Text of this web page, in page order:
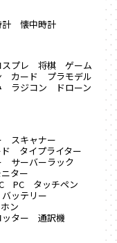
計 懐中時計
スプレ 将棋
ゲーム
カード
プラモデル
ラジコン
ドローン
スキャナー
タイプライター
サーバーラック
ター
PC
タッチペン
バッテリー
ン
ター
通訳機